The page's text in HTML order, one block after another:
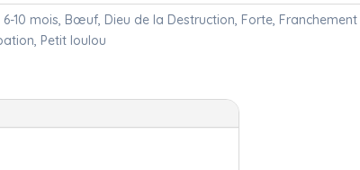
6-10 mois, Bœuf, Dieu de la Destruction, Forte, Franchement
, Petit loulou